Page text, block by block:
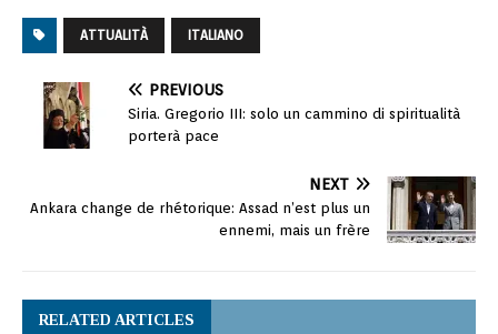
ATTUALITÀ ITALIANO
PREVIOUS
Siria. Gregorio III: solo un cammino di spiritualità
porterà pace
NEXT
Ankara change de rhétorique: Assad n’est plus un
ennemi, mais un frère
RELATED ARTICLES